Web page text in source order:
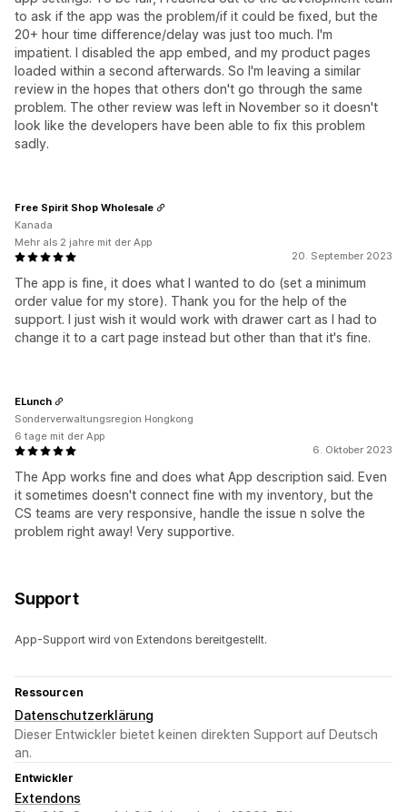
to ask if the app was the problem/if it could be fixed, but the
20+ hour time difference/delay was just too much. I'm
impatient. I disabled the app embed, and my product pages
loaded within a second afterwards. So I'm leaving a similar
review in the hopes that others don't go through the same
problem. The other review was left in November so it doesn't
look like the developers have been able to fix this problem
sadly.
20. September 2023
The app is fine, it does what I wanted to do (set a minimum
order value for my store). Thank you for the help of the
support. I just wish it would work with drawer cart as I had to
change it to a cart page instead but other than that it's fine.
Free Spirit Shop Wholesale
Kanada
Mehr als 2 jahre mit der App
6. Oktober 2023
The App works fine and does what App description said. Even
it sometimes doesn't connect fine with my inventory, but the
CS teams are very responsive, handle the issue n solve the
problem right away! Very supportive.
ELunch
Sonderverwaltungsregion Hongkong
6 tage mit der App
Support
App-Support wird von Extendons bereitgestellt.
Ressourcen
Datenschutzerklärung
Dieser Entwickler bietet keinen direkten Support auf Deutsch
an.
Entwickler
Extendons